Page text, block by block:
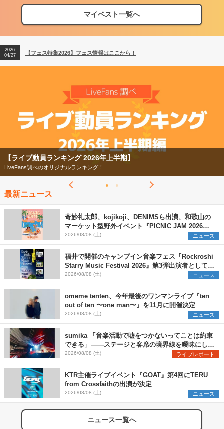
マイベスト一覧へ
【フェス特集2026】フェス情報はここから！
【ライブ動員ランキング】2026年上半期編発表！
2026
04/27
【フェス特集2026】フェス情報はここから！
2026
【フェス特集2026】
今年もフェスの季節がやってきた！
最新ニュース
奇妙礼太郎、kojikoji、DENIMSら出演、和歌山の
マーケット型野外イベント『PICNIC JAM 2026』
早割チケット発売開始
2026/08/08 (土) ニュース
福井で開催のキャンプイン音楽フェス『Rockroshi
Starry Music Festival 2026』第3弾出演者として
SCOOBIE DO、かりゆし58、Reiを発表
2026/08/08 (土) ニュース
omeme tenten、今年最後のワンマンライブ『ten
out of ten 〜one man〜』を11月に開催決定
2026/08/08 (土) ニュース
sumika 「音楽活動で嘘をつかないってことは約束
できる」――ステージと客席の境界線を曖昧にし
た、ツアーファイナル武道館公演レポート
2026/08/08 (土) ライブレポート
KTR主催ライブイベント『GOAT』第4回にTERU
from Crossfaithの出演が決定
2026/08/08 (土) ニュース
ニュース一覧へ